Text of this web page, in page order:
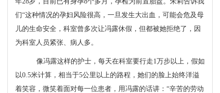
们“这种情况的孕妇风险很高，一旦发生大出血，可能会危及母
儿的生命安全，科室曾多次让冯露休假，但都被她拒绝了，因
为科室人员紧张、病人多。
像冯露这样的护士，每天在科室要行走1万步以上，假如
以0.5米计算，相当于5公里以上的路程，她们的脸上始终洋溢
着笑容，微笑着面对每一位患者，用冯露的话讲：“辛苦的劳动